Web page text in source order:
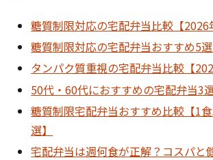
糖質制限対応の宅配弁当比較【2026
糖質制限対応の宅配弁当おすすめ5選
タンパク質重視の宅配弁当比較【
50代・60代におすすめの宅配弁当3
糖質制限宅配弁当おすすめ比較【1
選】
宅配弁当は週何食が正解？コスパと